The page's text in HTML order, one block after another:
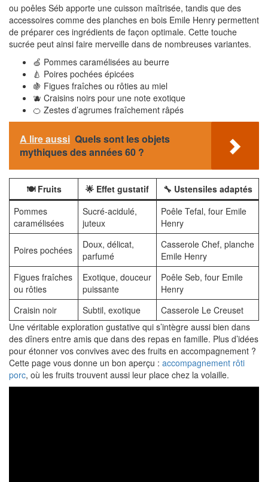
ou poêles Séb apporte une cuisson maîtrisée, tandis que des
accessoires comme des planches en bois Emile Henry permettent
de préparer ces ingrédients de façon optimale. Cette touche
sucrée peut ainsi faire merveille dans de nombreuses variantes.
🍏 Pommes caramélisées au beurre
🍐 Poires pochées épicées
🍇 Figues fraîches ou rôties au miel
🫐 Craisins noirs pour une note exotique
🍊 Zestes d’agrumes fraîchement râpés
A lire aussi Quels sont les objets
mythiques des années 60 ?
🍽️ Fruits 🌟 Effet gustatif
🔧 Ustensiles adaptés
Pommes
caramélisées
Sucré-acidulé,
juteux
Poêle Tefal, four Emile
Henry
Poires pochées
Doux, délicat,
parfumé
Casserole Chef, planche
Emile Henry
Figues fraîches
ou rôties
Exotique, douceur
puissante
Poêle Seb, four Emile
Henry
Craisin noir
Subtil, exotique
Casserole Le Creuset
Une véritable exploration gustative qui s’intègre aussi bien dans
des dîners entre amis que dans des repas en famille. Plus d’idées
pour étonner vos convives avec des fruits en accompagnement ?
Cette page vous donne un bon aperçu : accompagnement rôti
porc, où les fruits trouvent aussi leur place chez la volaille.